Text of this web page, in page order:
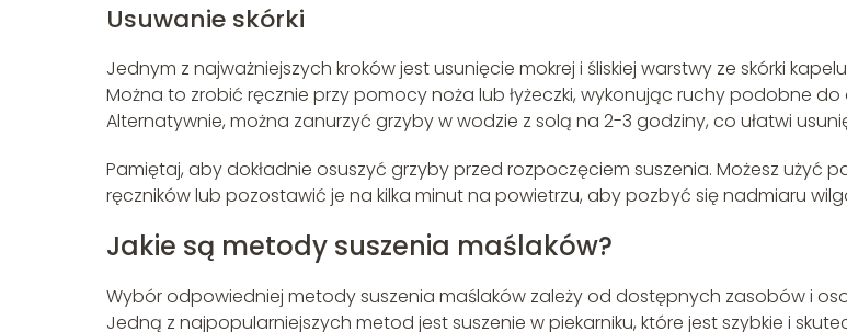
Usuwanie skórki
Jednym z najważniejszych kroków jest usunięcie mokrej i śliskiej warstwy ze skórki
Można to zrobić ręcznie przy pomocy noża lub łyżeczki, wykonując ruchy podobne do
Alternatywnie, można zanurzyć grzyby w wodzie z solą na 2-3 godziny, co ułatwi
Pamiętaj, aby dokładnie osuszyć grzyby przed rozpoczęciem suszenia. Możesz użyć
ręczników lub pozostawić je na kilka minut na powietrzu, aby pozbyć się nadmiaru
Jakie są metody suszenia maślaków?
Wybór odpowiedniej metody suszenia maślaków zależy od dostępnych zasobów i
Jedną z najpopularniejszych metod jest suszenie w piekarniku, które jest szybkie i